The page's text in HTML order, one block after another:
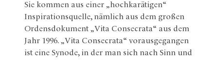
Sie kommen aus einer „hochkarätigen“
Inspirationsquelle, nämlich aus dem großen
Ordensdokument „Vita Consecrata“ aus dem
Jahr 1996. „Vita Consecrata“ vorausgegangen
ist eine Synode, in der man sich nach Sinn und